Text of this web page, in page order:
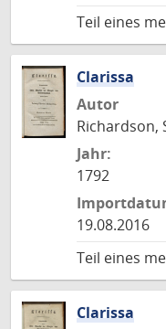
Teil eines
Clarissa
Autor
Richardson,
Jahr:
1792
19.08.2016
Teil eines
Clarissa